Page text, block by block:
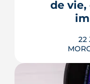
Voici les
de
22